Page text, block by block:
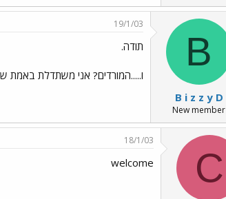
B
B i z z y D
New member
19/1/03
תודה.
ו.....המורדים? אני משתדלת
C
18/1/03
welcome